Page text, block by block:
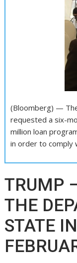
(Bloomberg) —
requested a six-
million loan
in order to comply
TRUMP
THE
STATE